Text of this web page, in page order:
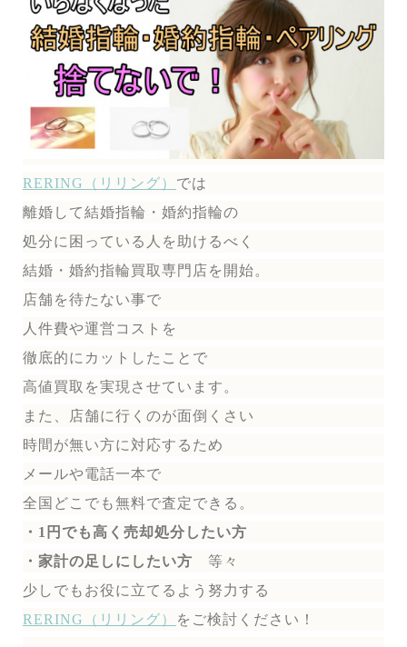
RERING（リリング） では
離婚して結婚指輪・婚約指輪の
処分に困っている人を助けるべく
結婚・婚約指輪買取専門店を開始。
店舗を待たない事で
人件費や運営コストを
徹底的にカットしたことで
高値買取を実現させています。
また、店舗に行くのが面倒くさい
時間が無い方に対応するため
メールや電話一本で
全国どこでも無料で査定できる。
・1円でも高く売却処分したい方
・家計の足しにしたい方 等々
少しでもお役に立てるよう努力する
RERING（リリング）
を ご検討ください！